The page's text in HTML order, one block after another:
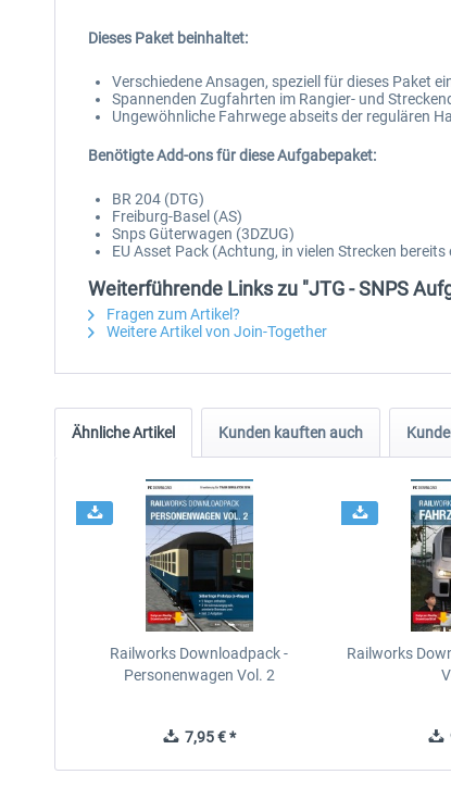
Dieses Paket beinhaltet:
Verschiedene Ansagen, speziell für dieses Paket
Spannenden Zugfahrten im Rangier- und
Ungewöhnliche Fahrwege abseits der regulären
Benötigte Add-ons für diese Aufgabepaket:
BR 204 (DTG)
Freiburg-Basel (AS)
Snps Güterwagen (3DZUG)
EU Asset Pack (Achtung, in vielen Strecken
Weiterführende Links zu "JTG - SNPS
Fragen zum Artikel?
Weitere Artikel von Join-Together
Ähnliche Artikel Kunden kauften auch
Railworks Downloadpack -
Personenwagen Vol. 2
7,95 € *
Railworks